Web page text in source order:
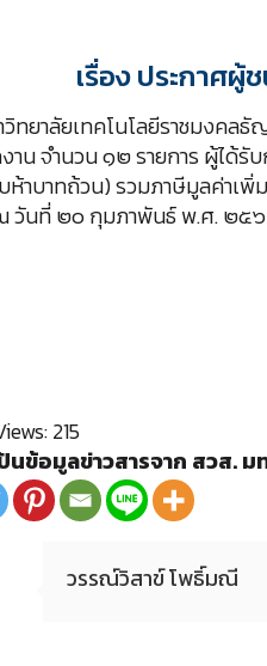
เรื่อง ประกาศผู้
ทยาลัยเทคโนโลยีราชมงคลธั
าน จำนวน ๑๒ รายการ ผู้ได้
ห้าบาทถ้วน) รวมภาษีมูลค่าเพิ่
วันที่ ๒๐ กุมภาพันธ์ พ.ศ. ๒๕
215
นข้อมูลข่าวสารจาก สวส.
วรรณ์วิสาข์ โพธิ์มณี